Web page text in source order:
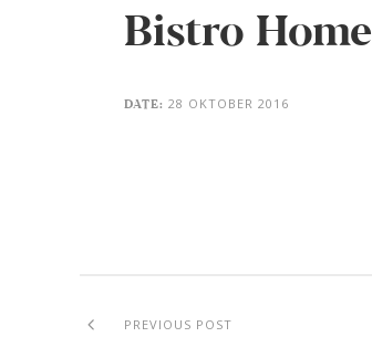
Bistro Home
DATE: 28 OKTOBER 2016
PREVIOUS POST